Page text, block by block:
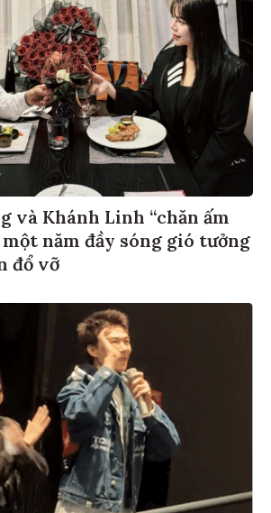
và Khánh Linh “chăn ấm
một năm đầy sóng gió tưởng
đổ vỡ